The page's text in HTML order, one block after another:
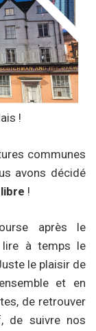
!
communes
avons décidé
!
après le
lire à temps le
le plaisir de
et en
de retrouver
de suivre nos